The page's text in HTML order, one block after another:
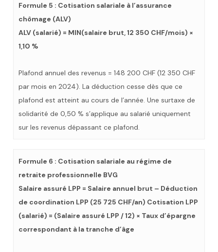
Formule 5 : Cotisation salariale à l’assurance
chômage (ALV)
ALV (salarié) = MIN(salaire brut, 12 350 CHF/mois) ×
1,10 %
Plafond annuel des revenus = 148 200 CHF (12 350 CHF
par mois en 2024). La déduction cesse dès que ce
plafond est atteint au cours de l’année. Une surtaxe de
solidarité de 0,50 % s’applique au salarié uniquement
sur les revenus dépassant ce plafond.
Formule 6 : Cotisation salariale au régime de
retraite professionnelle BVG
Salaire assuré LPP = Salaire annuel brut – Déduction
de coordination LPP (25 725 CHF/an) Cotisation LPP
(salarié) = (Salaire assuré LPP / 12) × Taux d’épargne
correspondant à la tranche d’âge